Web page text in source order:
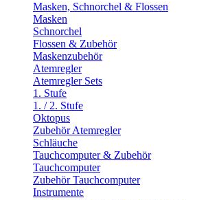
Masken, Schnorchel & Flossen
Masken
Schnorchel
Flossen & Zubehör
Maskenzubehör
Atemregler
Atemregler Sets
1. Stufe
1. / 2. Stufe
Oktopus
Zubehör Atemregler
Schläuche
Tauchcomputer & Zubehör
Tauchcomputer
Zubehör Tauchcomputer
Instrumente